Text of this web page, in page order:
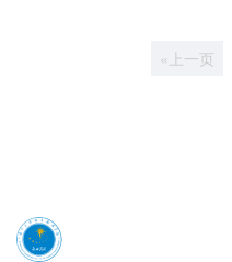
«上一页